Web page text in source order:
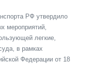
РФ утвердило
мероприятий,
легкие,
в рамках
Федерации от 18